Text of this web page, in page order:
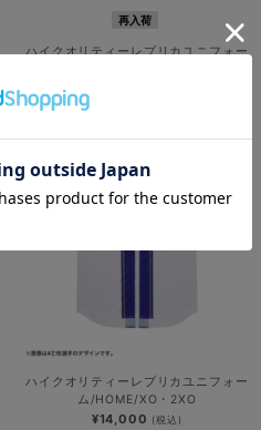
再入荷
ハイクオリティーレプリカユニフォー
ハイクオリティーレプリカユニフォー
ム/HOME/XO・2XO
¥14,000 (税込)